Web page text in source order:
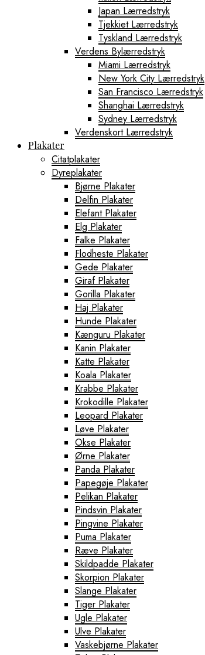
Japan Lærredstryk
Tjekkiet Lærredstryk
Tyskland Lærredstryk
Verdens Bylærredstryk
Miami Lærredstryk
New York City Lærredstryk
San Francisco Lærredstryk
Shanghai Lærredstryk
Sydney Lærredstryk
Verdenskort Lærredstryk
Plakater
Citatplakater
Dyreplakater
Bjørne Plakater
Delfin Plakater
Elefant Plakater
Elg Plakater
Falke Plakater
Flodheste Plakater
Gede Plakater
Giraf Plakater
Gorilla Plakater
Haj Plakater
Hunde Plakater
Kænguru Plakater
Kanin Plakater
Katte Plakater
Koala Plakater
Krabbe Plakater
Krokodille Plakater
Leopard Plakater
Løve Plakater
Okse Plakater
Ørne Plakater
Panda Plakater
Papegøje Plakater
Pelikan Plakater
Pindsvin Plakater
Pingvine Plakater
Puma Plakater
Ræve Plakater
Skildpadde Plakater
Skorpion Plakater
Slange Plakater
Tiger Plakater
Ugle Plakater
Ulve Plakater
Vaskebjørne Plakater